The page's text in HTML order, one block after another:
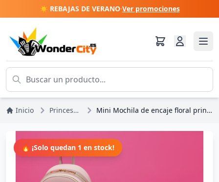
☀️ REBAJAS DE VERANO·Ver promociones
Inicio Princesas Disney Mini Mochila de encaje floral princesa - Disney Loungefly
🔥 ¡Solo quedan 1 en stock!